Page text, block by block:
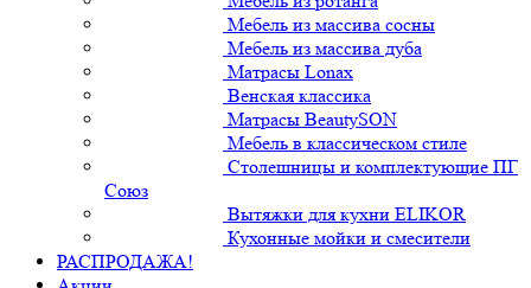
Мебель из массива сосны
Мебель из массива дуба
Матрасы Lonax
Венская классика
Матрасы BeautySON
Мебель в классическом стиле
Столешницы и комплектующие ПГ
Союз
Вытяжки для кухни ELIKOR
Кухонные мойки и смесители
РАСПРОДАЖА!